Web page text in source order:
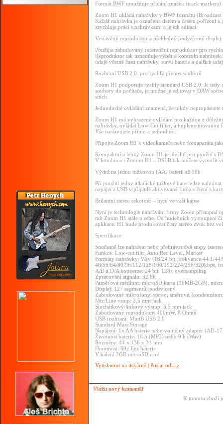
Formát BWF umožňuje přidání značek (track markers)
Zoom H1 ukládá nahrávky v BWF formátu
Každá nahrávka je označena datem a časem pořízení
zrychluje práci s nahrávkami a jejich editací.
Vestavěný reproduktor a přehledný podsvícený displej
Použijte zabudovaný referenční reproduktor pro
Reproduktor tak usnadňuje výběr a kontrolu
údaje včetně času nahrávky, stavu baterie a dalších
Rozhraní USB 2.0. pro rychlý přenos souborů
Zoom H1 podporuje rychlý standard USB 2.0. Je tedy
soubory do počítače, je možné je editovat v DAW
sítích.
Jednoduché ovládání znamená, že nikdy
Zoom H1 má vyhrazené ovládání pro každou z
nahrávky, ovládat Low-Cut filter, a implementovanou
Vše nastavujete přímo a jednoduše.
Připojte Zoom H1 k videokameře nebo fotoaparátu
Kompaktní a lehký Zoom H1 je ideální pro použití s
V kombinaci Zoomu H1 a DSLR tak můžete vytvořit
Výdrž na jednu tužkovou (AA) baterii až 10h
Při použití jedny alkalické tužkové baterie lze
napájet z USB v případě aktivované funkce čtení z
Brilantní stereo rekordér – nyní ve vaší kapse
Nyní je technologie nahrávání firmy Zoom přístupná
mít Zoom H1 stále u sebe. Od hudebních vystoupení
aplikace. H1 bude produkovat čistý stereo zvuk bez
Specifikace:
Současně lze nahrávat nebo přehrávat dvě stopy
Funkce: Low-cut filtr, Auto Rec Level, Marker
Formáty nahrávky: Wav (16/24 bit, frekvence 44.1/
48/56/64/80/96/112/128/160/192/224/256/320kbps,
A/D a D/A konverze: 24 bit, 128x oversampling
Zpracování signálu: 32 bit
Paměťové médium: microSD karta (16MB-2GB),
Displej: 127 segmentů, podsvícený
Zabudované mikrofony: stereo, směrové,
Mic/Line vstup: 3,5 mm jack
Sluchátkový/linkový výstup: 3,5 mm jack
Zabudovaný reproduktor: 400mW, 8 Ohmů
USB rozhraní: MiniB USB 2.0
Standard Mass Storage
Napájení: 1x AA baterie nebo volitelný adaptér (AD-
Životnost baterie: 10 h (MP3) nebo 9 h (Wav)
Rozměry: 44 x 136 x 31 mm
Hmotnost: 60g bez baterie
V balení 2GB microSD card
Vytisknout na tiskárně | Poslat odkaz
Vložit nový komentář
K tomuto zboží